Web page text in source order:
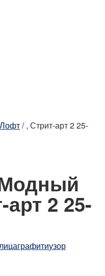
Лофт/, Стрит-арт 2 25-
2 25-
графитиузор